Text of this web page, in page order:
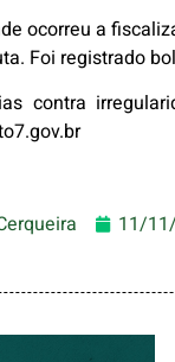
ocorreu a
Foi registrado
contra
11/